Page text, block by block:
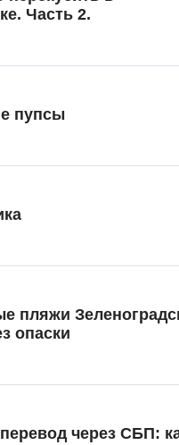
Часть 2.
пупсы
пляжи
опаски
через СБП: